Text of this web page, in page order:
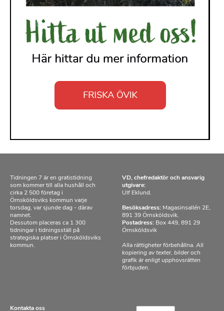
Tidningen 7 är en gratistidning
som kommer till alla hushåll och
cirka 2 500 företag i
Örnsköldsviks kommun varje
torsdag, var sjunde dag - därav
namnet.
Dessutom placeras ca 1 300
tidningar i tidningsställ på
strategiska platser i Örnsköldsviks
kommun.
VD, chefredaktör och ansvarig
utgivare:
Ulf Eklund.
Besöksadress: Magasinsallén 2E,
891 39 Örnsköldsvik.
Postadress: Box 449, 891 29
Örnsköldsvik
Alla rättigheter förbehållna. All
kopiering av texter, bilder och
grafik är enligt upphovsrätten
förbjuden.
Kontakta oss